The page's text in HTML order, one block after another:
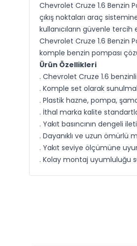
Chevrolet Cruze 1.6 Benzin
çıkış noktaları araç
kullanıcıların güvenle
Chevrolet Cruze 1.6 Benzin
komple benzin pompası
Ürün Özellikleri
. Chevrolet Cruze 1.6
. Komple set olarak
. Plastik hazne, pompa,
. İthal marka kalite
. Yakıt basıncının dengeli
. Dayanıklı ve uzun ömürlü
. Yakıt seviye ölçümüne
. Kolay montaj uyumluluğu